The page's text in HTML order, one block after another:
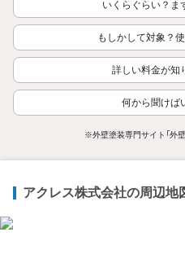
いくらぐらい？ま
もしかして対象？
詳しい料金が知
何から聞けば
※外壁塗装専門サイト「外
アクレス株式会社の周辺地